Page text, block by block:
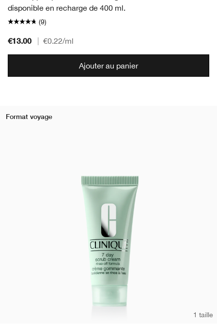
disponible en recharge de 400 ml.
(9)
€13.00 €0.22/ml
Ajouter au panier
Format voyage
1 taille